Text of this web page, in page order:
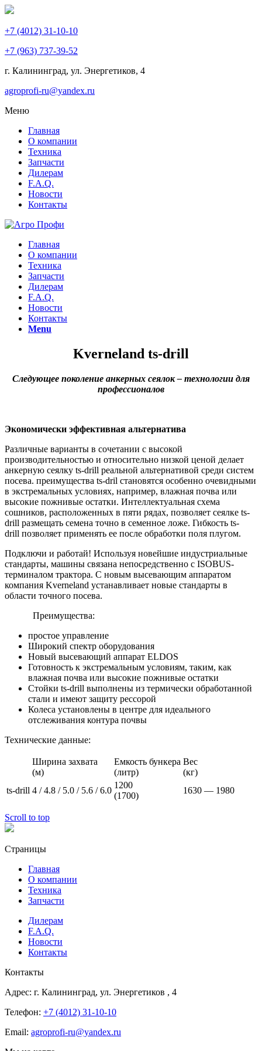
+7 (4012) 31-10-10
+7 (963) 737-39-52
г. Калининград, ул. Энергетиков, 4
agroprofi-ru@yandex.ru
Меню
Главная
О компании
Техника
Запчасти
Дилерам
F.A.Q.
Новости
Контакты
Главная
О компании
Техника
Запчасти
Дилерам
F.A.Q.
Новости
Контакты
Menu
Kverneland ts-drill
Следующее поколение анкерных сеялок – технологии для
профессионалов
Экономически эффективная альтернатива
Различные варианты в сочетании с высокой
производительностью и относительно низкой ценой делает
анкерную сеялку ts-drill реальной альтернативой среди систем
посева. преимущества ts-dril становятся особенно очевидными
в экстремальных условиях, например, влажная почва или
высокие пожнивые остатки. Интеллектуальная схема
сошников, расположенных в пяти рядах, позволяет сеялке ts-
drill размещать семена точно в семенное ложе. Гибкость ts-
drill позволяет применять ее после обработки поля плугом.
Подключи и работай! Используя новейшие индустриальные
стандарты, машины связана непосредственно с ISOBUS-
терминалом трактора. С новым высевающим аппаратом
компания Kverneland устанавливает новые стандарты в
области точного посева.
Преимущества:
простое управление
Широкий спектр оборудования
Новый высевающий аппарат ELDOS
Готовность к экстремальным условиям, таким, как
влажная почва или высокие пожнивые остатки
Стойки ts-drill выполнены из термически обработанной
стали и имеют защиту рессорой
Колеса установлены в центре для идеального
отслеживания контура почвы
Технические данные:
Ширина захвата
(м)
Емкость бункера
(литр)
Вес
(кг)
ts-drill 4 / 4.8 / 5.0 / 5.6 / 6.0
1200
(1700)
1630 — 1980
Scroll to top
Страницы
Главная
О компании
Техника
Запчасти
Дилерам
F.A.Q.
Новости
Контакты
Контакты
Адрес: г. Калининград, ул. Энергетиков , 4
Телефон: +7 (4012) 31-10-10
Email: agroprofi-ru@yandex.ru